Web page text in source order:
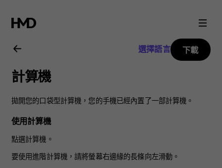
Nokia
8
Sirocco
用
戶
指
選擇語言 下載
計算機
拋開您的口袋型計算機，您的手機已經內置了一部計算機。
使用計算機
點選計算機 。
要使用進階計算機，請將螢幕右邊緣的長條向左滑動。